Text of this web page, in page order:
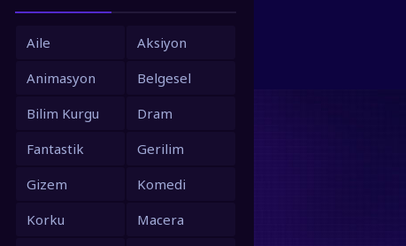
Aile
Aksiyon
Animasyon
Belgesel
Bilim Kurgu
Dram
Fantastik
Gerilim
Gizem
Komedi
Korku
Macera